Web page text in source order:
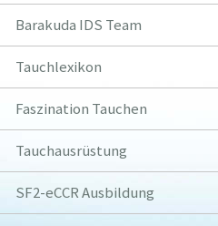
Barakuda IDS Team
Tauchlexikon
Faszination Tauchen
Tauchausrüstung
SF2-eCCR Ausbildung